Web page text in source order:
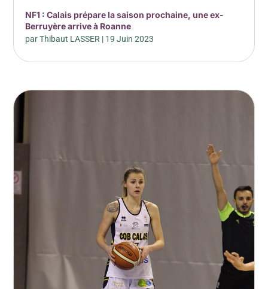
NF1 : Calais prépare la saison prochaine, une ex-
Berruyère arrive à Roanne
parThibaut LASSER | 19 Juin 2023